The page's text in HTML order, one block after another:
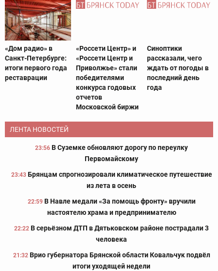
«Дом радио» в
Санкт-Петербурге:
итоги первого года
реставрации
«Россети Центр» и
«Россети Центр и
Приволжье» стали
победителями
конкурса годовых
отчетов
Московской биржи
Синоптики
рассказали, чего
ждать от погоды в
последний день
года
ЛЕНТА НОВОСТЕЙ
23:56 В Суземке обновляют дорогу по переулку
Первомайскому
23:43 Брянцам спрогнозировали климатическое путешествие
из лета в осень
22:59 В Навле медали «За помощь фронту» вручили
настоятелю храма и предпринимателю
22:22 В серьёзном ДТП в Дятьковском районе пострадали 3
человека
21:32 Врио губернатора Брянской области Ковальчук подвёл
итоги уходящей недели